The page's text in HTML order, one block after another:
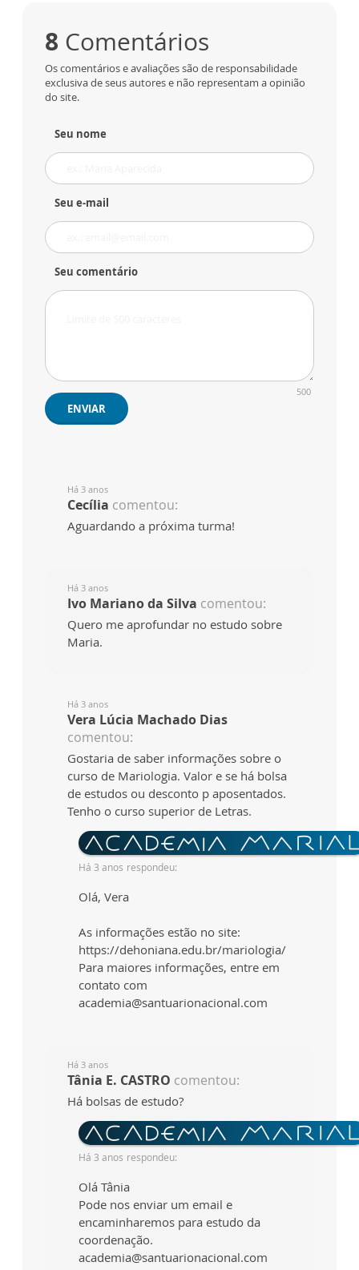
8 Comentários
Os comentários e avaliações são de responsabilidade
exclusiva de seus autores e não representam a opinião
do site.
Seu nome
Seu e-mail
Seu comentário
500
ENVIAR
Há 3 anos
Cecília comentou:
Aguardando a próxima turma!
Há 3 anos
Ivo Mariano da Silva comentou:
Quero me aprofundar no estudo sobre
Maria.
Há 3 anos
Vera Lúcia Machado Dias
comentou:
Gostaria de saber informações sobre o
curso de Mariologia. Valor e se há bolsa
de estudos ou desconto p aposentados.
Tenho o curso superior de Letras.
Há 3 anos respondeu:
Olá, Vera
As informações estão no site:
https://dehoniana.edu.br/mariologia/
Para maiores informações, entre em
contato com
academia@santuarionacional.com
Há 3 anos
Tânia E. CASTRO comentou:
Há bolsas de estudo?
Há 3 anos respondeu:
Olá Tânia
Pode nos enviar um email e
encaminharemos para estudo da
coordenação.
academia@santuarionacional.com